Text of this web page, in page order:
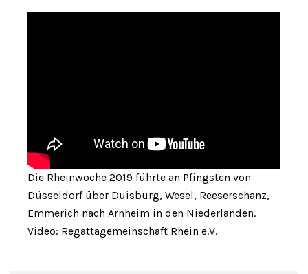
Die Rheinwoche 2019 führte an Pfingsten von
Düsseldorf über Duisburg, Wesel, Reeserschanz,
Emmerich nach Arnheim in den Niederlanden.
Video: Regattagemeinschaft Rhein e.V.